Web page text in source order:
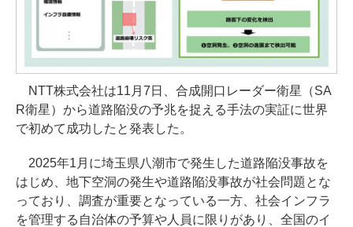
NTT株式会社は11月7日、合成開口レーダー衛星（SA
R衛星）から道路陥没の予兆を捉える手法の実証に世界
で初めて成功したと発表した。
2025年1月に埼玉県八潮市で発生した道路陥没事故を
はじめ、地下空洞の発生や道路陥没事故が社会問題とな
っており、調査が重要となっている一方、社会インフラ
を管理する自治体の予算や人員に限りがあり、全国のイ